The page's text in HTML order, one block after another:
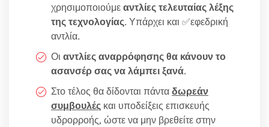
χρησιμοποιούμεαντλίες τελευταίας λέξης
της τεχνολογίας. Υπάρχει και ✅εφεδρική
αντλία.
Οι αντλίες αναρρόφησης θα κάνουν το
ασανσέρ σας να λάμπει ξανά.
Στο τέλος θα δίδονται πάνταδωρεάν
συμβουλές και υποδείξεις επισκευής
υδρορροής, ώστε να μην βρεθείτε στην